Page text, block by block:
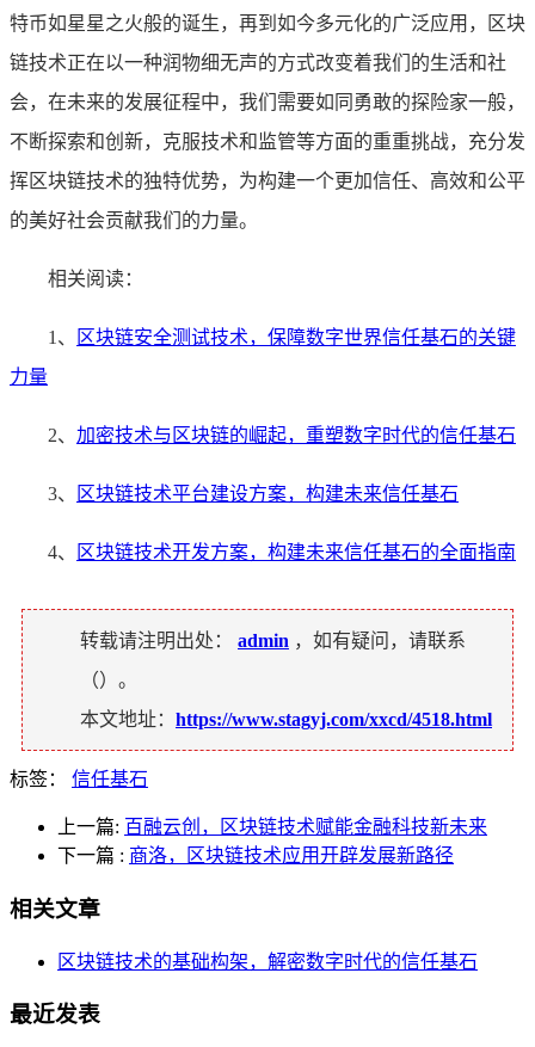
特币如星星之火般的诞生，再到如今多元化的广泛应用，区块
链技术正在以一种润物细无声的方式改变着我们的生活和社
会，在未来的发展征程中，我们需要如同勇敢的探险家一般，
不断探索和创新，克服技术和监管等方面的重重挑战，充分发
挥区块链技术的独特优势，为构建一个更加信任、高效和公平
的美好社会贡献我们的力量。
相关阅读：
1、
区块链安全测试技术，保障数字世界信任基石的关键
力量
2、 加密技术与区块链的崛起，重塑数字时代的信任基石
3、 区块链技术平台建设方案，构建未来信任基石
4、 区块链技术开发方案，构建未来信任基石的全面指南
转载请注明出处： admin ，如有疑问，请联系
（）。
本文地址： https://www.stagyj.com/xxcd/4518.html
标签： 信任基石
上一篇: 百融云创，区块链技术赋能金融科技新未来
下一篇 : 商洛，区块链技术应用开辟发展新路径
相关文章
区块链技术的基础构架，解密数字时代的信任基石
最近发表